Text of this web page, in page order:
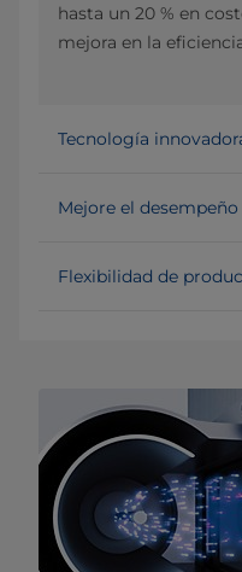
hasta un 20 % en
mejora en la
Tecnología
Mejore el
Flexibilidad de